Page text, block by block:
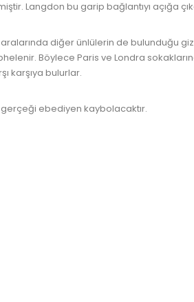
Langdon bu garip bağlantıyı açığa
diğer ünlülerin de bulunduğu
Böylece Paris ve Londra
karşıya bulurlar.
ebediyen kaybolacaktır.